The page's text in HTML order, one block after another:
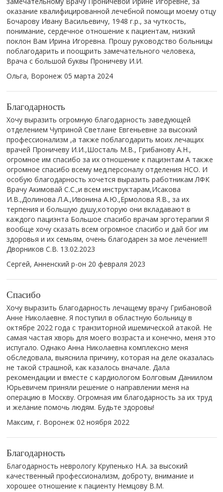
оказание квалифицированной лечебной помощи моему отцу
Бочарову Ивану Васильевичу, 1948 г.р., за чуткость,
понимание, сердечное отношение к пациентам, низкий
поклон Вам Ирина Игоревна. Прошу руководство больницы
поблагодарить и поощрить замечательного человека,
Врача с большой буквы Проничеву И.И.
Ольга, Воронеж 05 марта 2024
Благодарность
Хочу выразить огромную благодарность заведующей
отделением Чуприной Светлане Евгеньевне за высокий
профессионализм ,а также поблагодарить моих лечащих
врачей Проничеву И.И.,Шосталь М.В., Грибанову А.Н.,
огромное им спасибо за их отношение к пациэнтам А также
огромное спасибо всему мед.персоналу отделения НСО. И
особую благодарность хочется выразить работникам ЛФК
Врачу Акимовай С.С.,и всем инструктарам,Исакова
И.В.,Долинова Л.А.,Ивонина А.Ю.,Ермолова Я.В., за их
терпения и большую душу,которую они вкладавают в
каждого пациэнта Большое спасибо врачам эрготерапии Я
вообще хочу сказать всем огромное спасибо и дай бог им
здоровья и их семьям, очень благодарен за мое лечение!!!
Дворников С.В. 13.02.2023
Сергей, Анненский р-он 20 февраля 2023
Спасибо
Хочу выразить благодарность лечащему врачу Грибановой
Анне Николаевне. Я поступил в областную больницу в
октябре 2022 года с транзиторной ишемической атакой. Не
самая частая хворь для моего возраста и конечно, меня это
испугало. Однако Анна Николаевна комплексно меня
обследовала, выяснила причину, которая на деле оказалась
не такой страшной, как казалось вначале. Дала
рекомендации и вместе с кардиологом Болговым Даниилом
Юрьевичем приняли решение о направлении меня на
операцию в Москву. Огромная им благодарность за их труд
и желание помочь людям. Будьте здоровы!
Максим, г. Воронеж02 ноября 2022
Благодарность
Благодарность неврологу Крупенько Н.А. за высокий
качественный профессионализм, доброту, внимание и
хорошее отношение к пациенту Немцову В.М.